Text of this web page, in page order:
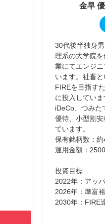
金早
30代後半独身男
理系の大学院
業にてエンジ
います。社畜と
FIREを目指す
に投入していま
iDeCo、つみた
優待、小型割
ています。
保有銘柄数：約
運用金額：
投資目標
2022年：アッ
2026年：準富
2030年：FIRE